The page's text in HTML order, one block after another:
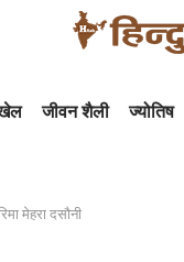
जीवन शैली ज्योतिष
मेहरा दसौनी